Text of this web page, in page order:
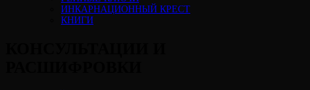
ИНКАРНАЦИОННЫЙ КРЕСТ
КНИГИ